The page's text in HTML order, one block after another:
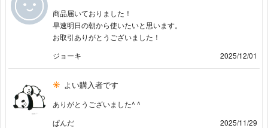
商品届いておりました！
早速明日の朝から使いたいと思います。
お取引ありがとうございました！
ジョーキ
2025/12/01
よい購入者です
ありがとうございました^ ^
ぱんだ
2025/11/29